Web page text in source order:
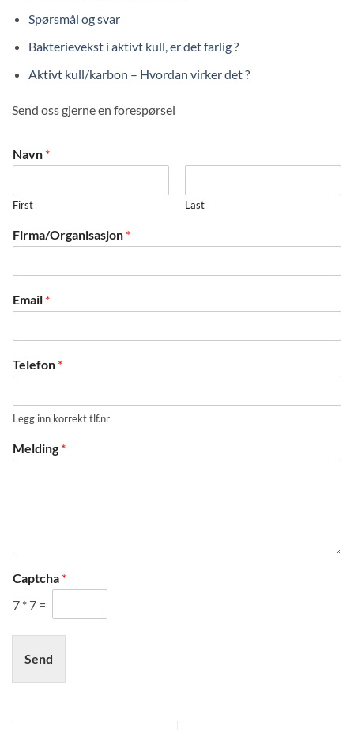
Spørsmål og svar
Bakterievekst i aktivt kull, er det farlig ?
Aktivt kull/karbon – Hvordan virker det ?
Send oss gjerne en forespørsel
Navn *
First Last
Firma/Organisasjon *
Email *
Telefon *
Legg inn korrekt tlf.nr
Melding *
Captcha *
7 * 7 =
Send